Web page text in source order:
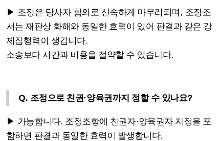
▶ 조정은 당사자 합의로 신속하게 마무리되며 , 조정조
서는 재판상 화해와 동일한 효력이 있어 판결과 같은 강
제집행력이 생깁니다.
소송보다 시간과 비용을 절약할 수 있습니다.
Q. 조정으로 친권 ·양육권까지 정할 수 있나요?
▶ 가능합니다. 조정조항에 친권자·양육권자 지정을 포
함하면 판결과 동일한 효력이 발생합니다.